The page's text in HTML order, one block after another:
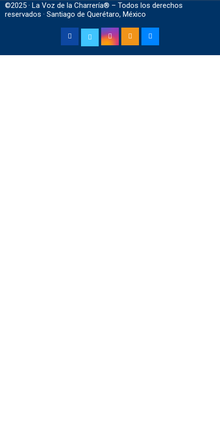
©2025 · La Voz de la Charrería® – Todos los derechos
reservados · Santiago de Querétaro, México